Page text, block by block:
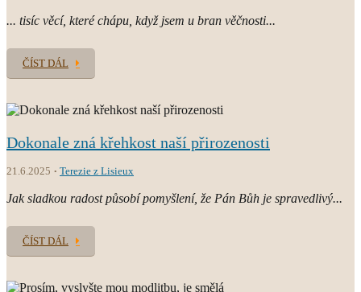
... tisíc věcí, které chápu, když jsem u bran věčnosti...
ČÍST DÁL
Dokonale zná křehkost naší přirozenosti
21.6.2025 Terezie z Lisieux
Jak sladkou radost působí pomyšlení, že Pán Bůh je spravedlivý...
ČÍST DÁL